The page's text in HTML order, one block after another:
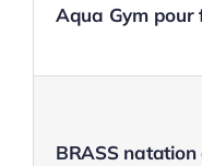
Aqua Gym pour
BRASS